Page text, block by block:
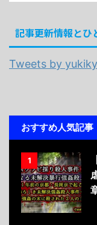
記事更新情報とひ
Tweets by
おすすめ人気記事
1